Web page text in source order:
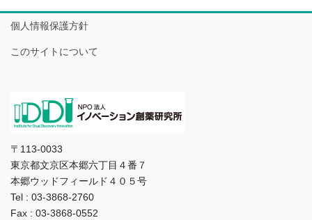
個人情報保護方針
このサイトについて
〒113-0033
東京都文京区本郷六丁目４番７
本郷ウッドフィールド４０５号
Tel : 03-3868-2760
Fax : 03-3868-0552